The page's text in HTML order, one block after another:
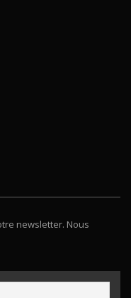
newsletter. Nous